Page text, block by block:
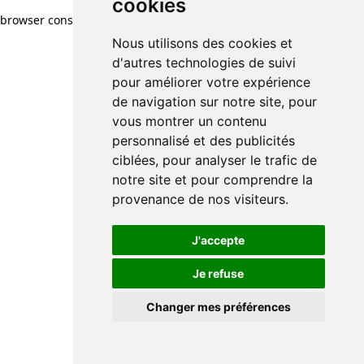
cookies
Nous utilisons des cookies et
d'autres technologies de suivi
pour améliorer votre expérience
de navigation sur notre site, pour
vous montrer un contenu
personnalisé et des publicités
ciblées, pour analyser le trafic de
notre site et pour comprendre la
provenance de nos visiteurs.
J'accepte
Je refuse
Changer mes préférences
browser console for more information)